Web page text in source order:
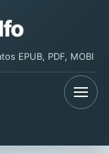
EPUB, PDF, MOBI